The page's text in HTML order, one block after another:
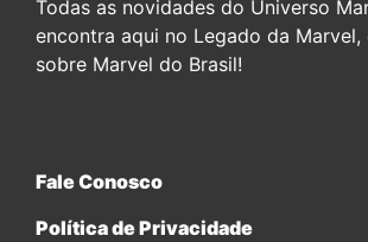
Todas as novidades do Universo
encontra aqui no Legado da
sobre Marvel do Brasil!
Fale Conosco
Política de Privacidade